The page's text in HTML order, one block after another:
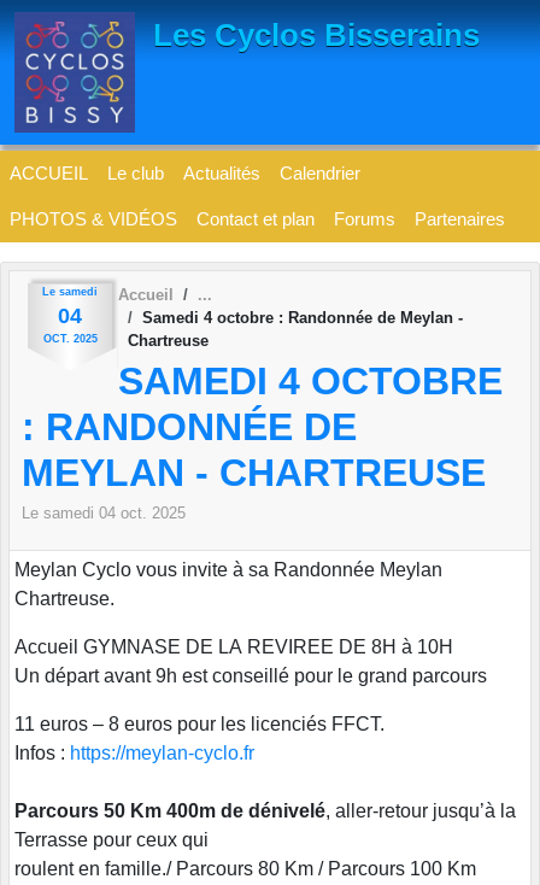
Les Cyclos Bisserains
ACCUEIL Le club Actualités Calendrier
PHOTOS & VIDÉOS Contact et plan Forums Partenaires
Le samedi
04
OCT. 2025
Accueil
Samedi 4 octobre : Randonnée de Meylan -
Chartreuse
SAMEDI 4 OCTOBRE
: RANDONNÉE DE
MEYLAN - CHARTREUSE
Le samedi 04 oct. 2025
Meylan Cyclo vous invite à sa Randonnée Meylan
Chartreuse.
Accueil GYMNASE DE LA REVIREE DE 8H à 10H
Un départ avant 9h est conseillé pour le grand parcours
11 euros – 8 euros pour les licenciés FFCT.
Infos : https://meylan-cyclo.fr
Parcours 50 Km 400m de dénivelé, aller-retour jusqu’à la
Terrasse pour ceux qui
roulent en famille./ Parcours 80 Km / Parcours 100 Km
Panneau de gestion des cookies